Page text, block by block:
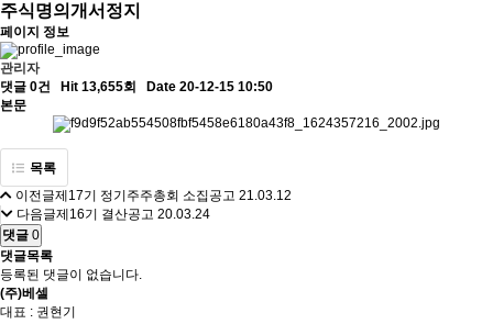
주식명의개서정지
페이지 정보
관리자
댓글 0건
Hit 13,655회
Date 20-12-15 10:50
본문
목록
이전글제17기 정기주주총회 소집공고 21.03.12
다음글제16기 결산공고 20.03.24
댓글 0
댓글목록
등록된 댓글이 없습니다.
(주)베셀
대표 : 권현기